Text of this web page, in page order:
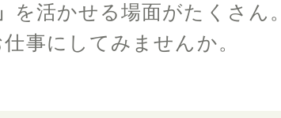
を活かせる場面がたくさん。
事にしてみませんか。